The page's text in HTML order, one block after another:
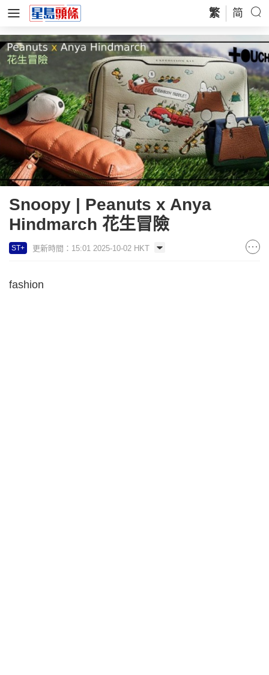
繁 简
Snoopy | Peanuts x Anya
Hindmarch 花生冒險
ST+ 更新時間：15:01 2025-10-02 HKT
fashion